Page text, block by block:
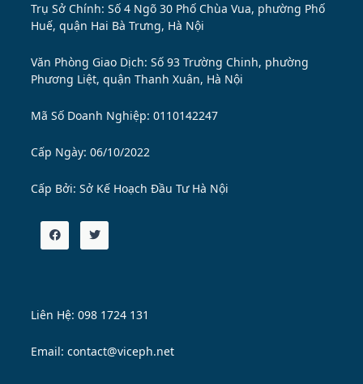
Trụ Sở Chính: Số 4 Ngõ 30 Phố Chùa Vua, phường Phố
Huế, quận Hai Bà Trưng, Hà Nội
Văn Phòng Giao Dịch: Số 93 Trường Chinh, phường
Phương Liệt, quận Thanh Xuân, Hà Nội
Mã Số Doanh Nghiệp: 0110142247
Cấp Ngày: 06/10/2022
Cấp Bởi: Sở Kế Hoạch Đầu Tư Hà Nội
Liên Hệ: 098 1724 131
Email: contact@viceph.net